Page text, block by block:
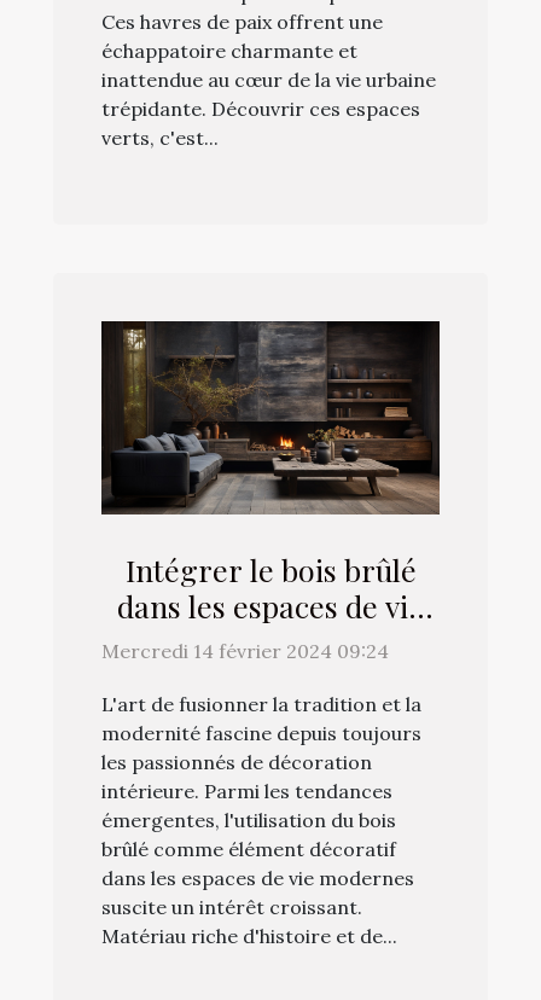
Ces havres de paix offrent une
échappatoire charmante et
inattendue au cœur de la vie urbaine
trépidante. Découvrir ces espaces
verts, c'est...
Intégrer le bois brûlé
dans les espaces de vie
modernes : astuces et
Mercredi 14 février 2024 09:24
L'art de fusionner la tradition et la
modernité fascine depuis toujours
les passionnés de décoration
intérieure. Parmi les tendances
émergentes, l'utilisation du bois
brûlé comme élément décoratif
dans les espaces de vie modernes
suscite un intérêt croissant.
Matériau riche d'histoire et de...